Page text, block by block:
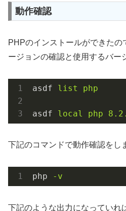
動作確認
PHPのインストールができた
ージョンの確認と使用するバー
asdf list php
asdf local php
下記のコマンドで動作確認をし
php -v
下記のような出力になっていれ